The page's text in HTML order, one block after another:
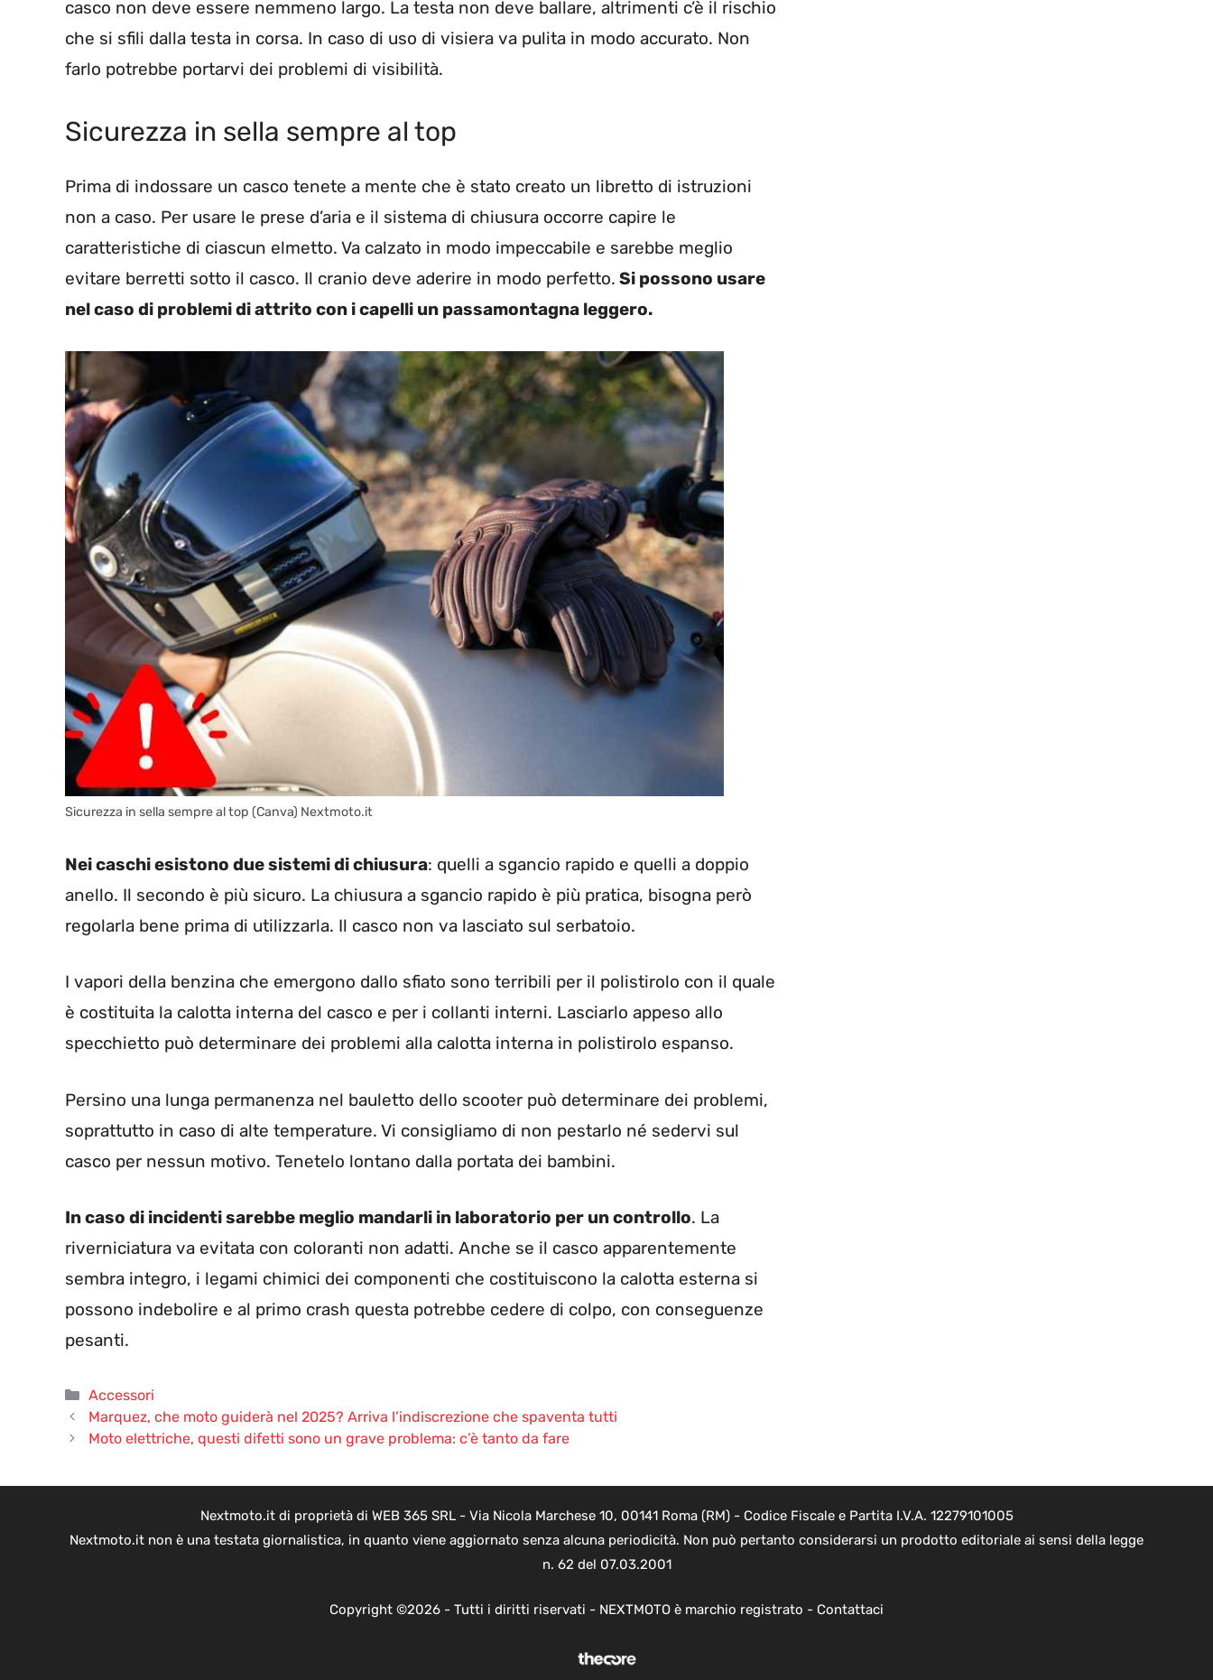
casco non deve essere nemmeno largo. La testa non deve ballare, altrimenti c’è il rischio
che si sfili dalla testa in corsa. In caso di uso di visiera va pulita in modo accurato. Non
farlo potrebbe portarvi dei problemi di visibilità.
Sicurezza in sella sempre al top
Prima di indossare un casco tenete a mente che è stato creato un libretto di istruzioni
non a caso. Per usare le prese d’aria e il sistema di chiusura occorre capire le
caratteristiche di ciascun elmetto. Va calzato in modo impeccabile e sarebbe meglio
evitare berretti sotto il casco. Il cranio deve aderire in modo perfetto. Si possono usare
nel caso di problemi di attrito con i capelli un passamontagna leggero.
Sicurezza in sella sempre al top (Canva) Nextmoto.it
Nei caschi esistono due sistemi di chiusura: quelli a sgancio rapido e quelli a doppio
anello. Il secondo è più sicuro. La chiusura a sgancio rapido è più pratica, bisogna però
regolarla bene prima di utilizzarla. Il casco non va lasciato sul serbatoio.
I vapori della benzina che emergono dallo sfiato sono terribili per il polistirolo con il quale
è costituita la calotta interna del casco e per i collanti interni. Lasciarlo appeso allo
specchietto può determinare dei problemi alla calotta interna in polistirolo espanso.
Persino una lunga permanenza nel bauletto dello scooter può determinare dei problemi,
soprattutto in caso di alte temperature. Vi consigliamo di non pestarlo né sedervi sul
casco per nessun motivo. Tenetelo lontano dalla portata dei bambini.
In caso di incidenti sarebbe meglio mandarli in laboratorio per un controllo. La
riverniciatura va evitata con coloranti non adatti. Anche se il casco apparentemente
sembra integro, i legami chimici dei componenti che costituiscono la calotta esterna si
possono indebolire e al primo crash questa potrebbe cedere di colpo, con conseguenze
pesanti.
Categorie
Accessori
Marquez, che moto guiderà nel 2025? Arriva l’indiscrezione che spaventa tutti
Moto elettriche, questi difetti sono un grave problema: c’è tanto da fare
Nextmoto.it di proprietà di WEB 365 SRL - Via Nicola Marchese 10, 00141 Roma (RM) - Codice Fiscale e Partita I.V.A. 12279101005
Nextmoto.it non è una testata giornalistica, in quanto viene aggiornato senza alcuna periodicità. Non può pertanto considerarsi un prodotto editoriale ai sensi della legge
n. 62 del 07.03.2001
Copyright ©2026 - Tutti i diritti riservati - NEXTMOTO è marchio registrato - Contattaci